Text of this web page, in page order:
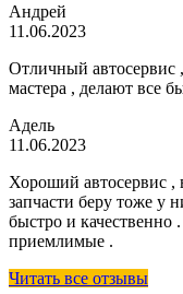
Андрей
11.06.2023
Отличный автосервис
мастера , делают все
Адель
11.06.2023
Хороший автосервис ,
запчасти беру тоже у
быстро и
приемлимые .
Читать все отзывы